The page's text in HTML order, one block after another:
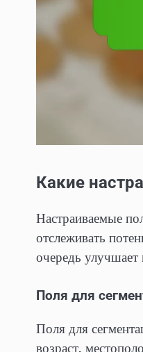
Какие
Настраиваемые
отслеживать
очередь улучшает
Поля для
Поля для
возраст,